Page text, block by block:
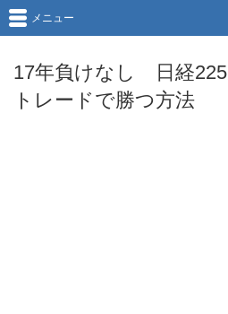
17年負けなし 日経
トレードで勝つ方法
メニュー